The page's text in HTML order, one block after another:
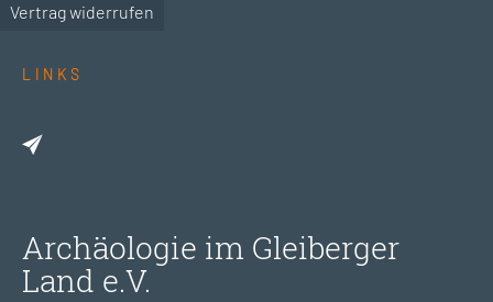
Vertrag widerrufen
LINKS
Archäologie im Gleiberger
Land e.V.